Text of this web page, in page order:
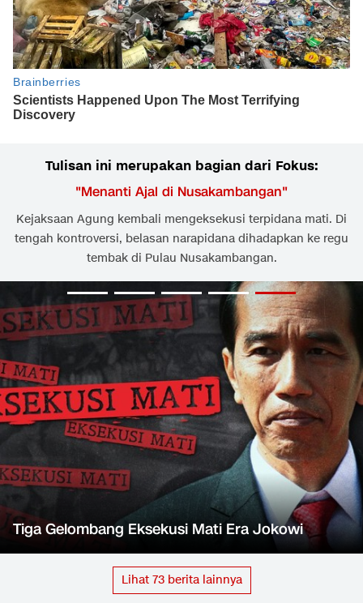
Tulisan ini merupakan bagian dari Fokus:
"Menanti Ajal di Nusakambangan"
Kejaksaan Agung kembali mengeksekusi terpidana mati. Di
tengah kontroversi, belasan narapidana dihadapkan ke regu
tembak di Pulau Nusakambangan.
Tiga Gelombang Eksekusi Mati Era Jokowi
Lihat 73berita lainnya